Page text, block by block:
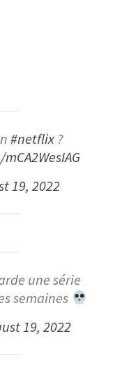
#netflix?
19, 2022
une série
semaines
19, 2022